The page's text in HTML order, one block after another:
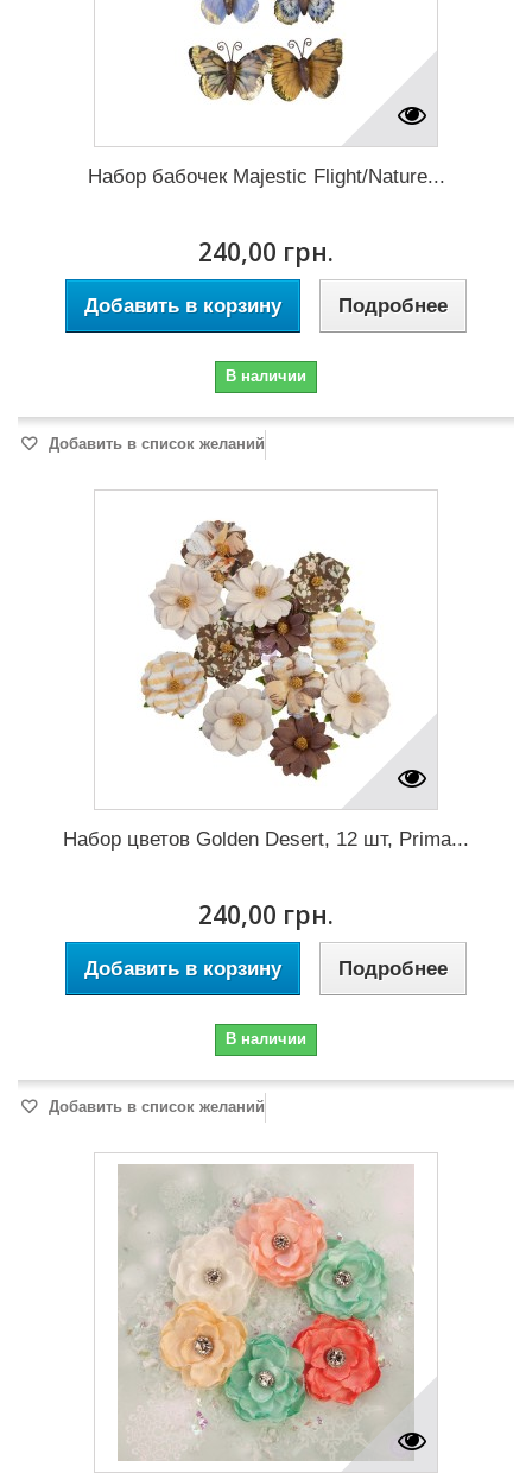
Набор бабочек Majestic Flight/Nature...
240,00 грн.
Добавить в корзину Подробнее
В наличии
Добавить в список желаний
Набор цветов Golden Desert, 12 шт, Prima...
240,00 грн.
Добавить в корзину Подробнее
В наличии
Добавить в список желаний